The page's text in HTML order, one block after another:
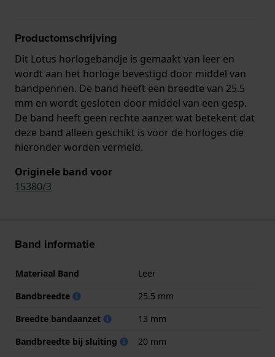
Productomschrijving
Dit Lotus horlogebandje is gemaakt van leer en
wordt aan het horloge bevestigd door middel van
bandpennen. De band heeft een breedte van 25.5
mm en wordt gesloten door middel van een gesp.
De band heeft geen rechte aanzet wat betekent dat
deze band alleen geschikt is voor de horloges die
hieronder worden vermeld.
Originele band voor
15380/3
Band informatie
Materiaal Band
Leer
Bandbreedte
25.5 mm
Breedte bandaanzet
13 mm
Bandbreedte bij sluiting
20 mm